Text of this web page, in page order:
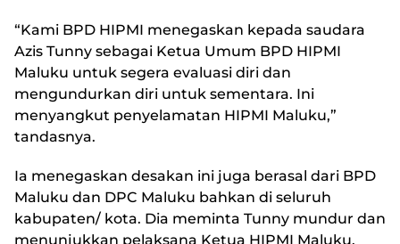
“Kami BPD HIPMI menegaskan kepada saudara
Azis Tunny sebagai Ketua Umum BPD HIPMI
Maluku untuk segera evaluasi diri dan
mengundurkan diri untuk sementara. Ini
menyangkut penyelamatan HIPMI Maluku,”
tandasnya.
Ia menegaskan desakan ini juga berasal dari BPD
Maluku dan DPC Maluku bahkan di seluruh
kabupaten/ kota. Dia meminta Tunny mundur dan
menunjukkan pelaksana Ketua HIPMI Maluku.